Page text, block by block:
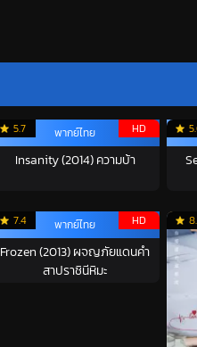
5.7 HD
พากย์ไทย
Insanity (2014) ความบ้า
7.4 HD
พากย์ไทย
Frozen (2013) ผจญภัยแดนคำ
สาปราชินีหิมะ